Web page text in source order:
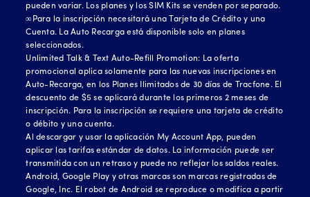
pueden variar. Los planes y los SIM Kits se venden por separado.
∞Para la inscripción necesitará una Tarjeta de Crédito y una
Cuenta. La Auto Recarga está disponible solo en planes
seleccionados.
Unlimited Talk & Text Auto-Refill Promotion: La oferta
promocional aplica solamente para las nuevas inscripciones en
Auto-Recarga, en los Planes Ilimitados de 30 días de Tracfone. El
descuento de $5 se aplicará durante los primeros 2 meses de
inscripción. Para la inscripción se requiere una tarjeta de crédito
o débito y una cuenta.
Al descargar y usar la aplicación My Account App, pueden
aplicar las tarifas estándar de datos. La información puede ser
transmitida con un retraso y puede no reflejar los saldos reales.
Android, Google Play y otras marcas son marcas registradas de
Google, Inc. El robot de Android se reproduce o modifica a partir